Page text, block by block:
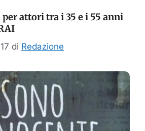
attori tra i 35 e i 55 anni
di Redazione